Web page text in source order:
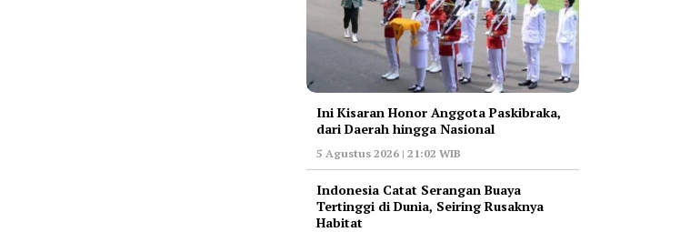
Ini Kisaran Honor Anggota Paskibraka,
dari Daerah hingga Nasional
5 Agustus 2026 | 21:02 WIB
Indonesia Catat Serangan Buaya
Tertinggi di Dunia, Seiring Rusaknya
Habitat